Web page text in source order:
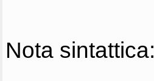
Nota sintattica: